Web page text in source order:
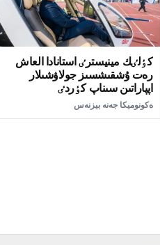
كٶلٸك مينيسترٸ استانادا العاش
رەت ۇشقىشسىز جولاۋشىلار
اپپاراتىن سىناپ كٶردٸ
ەكونوميكا جەنە بيزنەس